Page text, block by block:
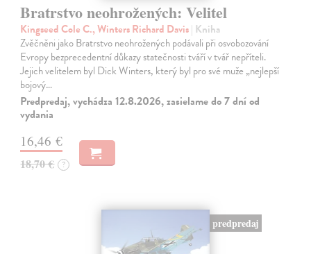
Bratrstvo neohrožených: Velitel
Kingseed Cole C., Winters Richard Davis| Kniha
Zvěčněni jako Bratrstvo neohrožených podávali při osvobozování
Evropy bezprecedentní důkazy statečnosti tváří v tvář nepříteli.
Jejich velitelem byl Dick Winters, který byl pro své muže „nejlepší
bojový…
Predpredaj, vychádza 12.8.2026, zasielame do 7 dní od
vydania
16,46 €
18,70 € ?
predpredaj